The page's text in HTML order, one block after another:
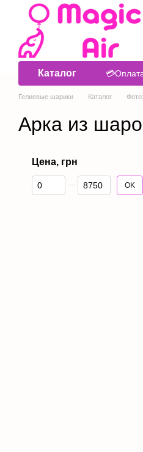
Перейти к основному контенту
Каталог
Гелиевые шарики Каталог
Арка из
Цена, грн
От Цена, грн
До Цена, грн OK